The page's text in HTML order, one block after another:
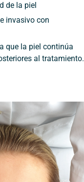
de la piel
invasivo con
que la piel continúa
al tratamiento.